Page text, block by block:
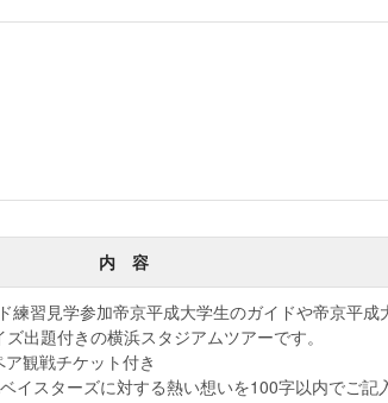
内 容
練習見学参加帝京平成大学生のガイドや帝京平成
出題付きの横浜スタジアムツアーです。
観戦チケット付き
イスターズに対する熱い想いを100字以内でご記